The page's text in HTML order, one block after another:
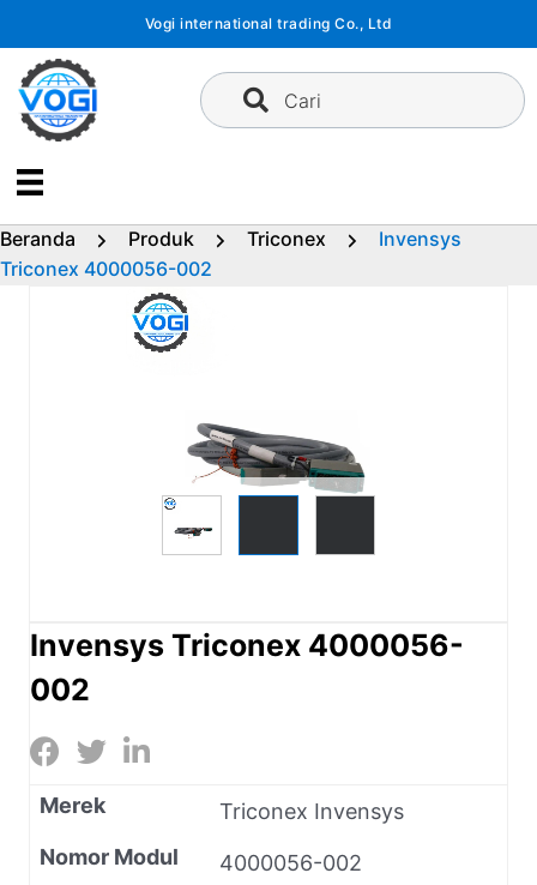
konten
Vogi international trading Co., Ltd
Cari
Beranda Produk Triconex
Invensys
Triconex 4000056-002
Invensys Triconex 4000056-
002
Merek
Triconex Invensys
Nomor Modul
4000056-002